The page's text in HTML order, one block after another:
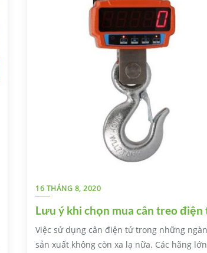
16 THÁNG 8, 2020
Lưu ý khi chọn mua cân treo
Việc sử dụng cân điện tử trong những
sản xuất không còn xa lạ nữa. Các hãng